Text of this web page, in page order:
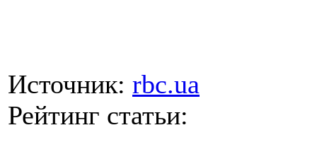
Источник: rbc.ua
Рейтинг статьи: